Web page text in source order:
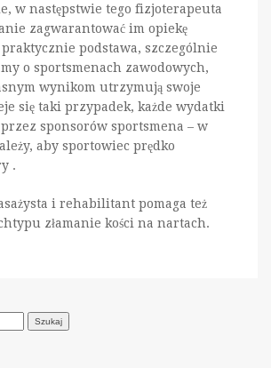
w następstwie tego fizjoterapeuta
zagwarantować im opiekę
podstawa, szczególnie
o sportsmenach zawodowych,
wynikom utrzymują swoje
się taki przypadek, każde wydatki
sponsorów sportsmena – w
aby sportowiec prędko
.
i rehabilitant pomaga też
złamanie kości na nartach.